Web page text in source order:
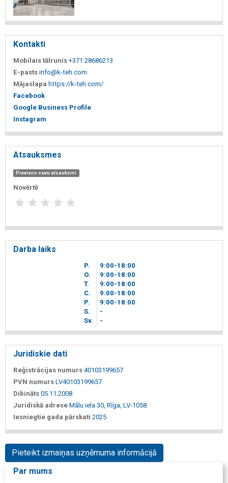
Kontakti
Mobilais tālrunis +371 28686213
E-pasts info@k-teh.com
Mājaslapa https://k-teh.com/
Facebook
Google Business Profile
Instagram
Atsauksmes
Pievieno savu atsauksmi
Novērtē
Darba laiks
P. 9 00-18 00
O.
9 00-18 00
T.
9 00-18 00
C.
9 00-18 00
P.
9 00-18 00
S.
-
Sv.
-
Juridiskie dati
Reģistrācijas numurs 40103199657
PVN numurs LV40103199657
Dibināts 05.11.2008
Juridiskā adrese Mālu iela 30, Rīga, LV-1058
Iesniegtie gada pārskati 2025
Pieteikt izmaiņas uzņēmuma informācijā
Par mums